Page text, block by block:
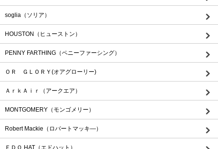
soglia（ソリア）
HOUSTON（ヒューストン）
PENNY FARTHING（ペニーファーシング）
ＯＲ ＧＬＯＲＹ(オアグローリー)
ＡｒｋＡｉｒ（アークエア）
MONTGOMERY（モンゴメリー）
Robert Mackie（ロバートマッキ―）
ＥＤＯ HAT（エドハット）